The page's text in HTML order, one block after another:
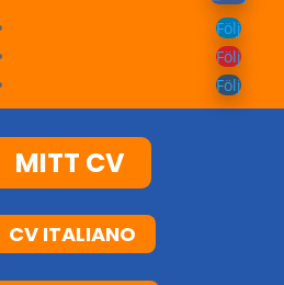
Följ
Följ
Följ
MITT CV
CV ITALIANO